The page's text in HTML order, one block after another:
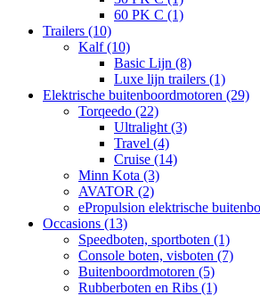
60 PK C (1)
Trailers (10)
Kalf (10)
Basic Lijn (8)
Luxe lijn trailers (1)
Elektrische buitenboordmotoren (29)
Torqeedo (22)
Ultralight (3)
Travel (4)
Cruise (14)
Minn Kota (3)
AVATOR (2)
ePropulsion elektrische
Occasions (13)
Speedboten, sportboten (1)
Console boten, visboten (7)
Buitenboordmotoren (5)
Rubberboten en Ribs (1)